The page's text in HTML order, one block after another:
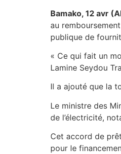
Bamako, 12 avr
au
publique de
« Ce qui fait un
Lamine Seydou
Il a ajouté que la
Le ministre des
de l’électricité,
Cet accord de
pour le